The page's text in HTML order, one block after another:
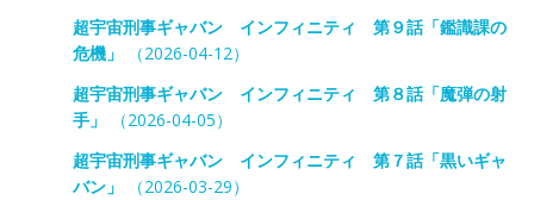
超宇宙刑事ギャバン インフィニティ 第９話「鑑識課の
危機」
（2026-04-12）
超宇宙刑事ギャバン インフィニティ 第８話「魔弾の射
手」
（2026-04-05）
超宇宙刑事ギャバン インフィニティ 第７話「黒いギャ
バン」
（2026-03-29）